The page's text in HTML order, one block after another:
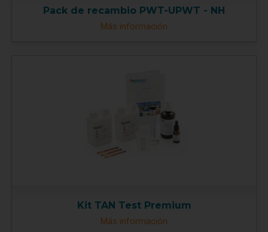
Pack de recambio PWT-UPWT - NH
Más información
Kit TAN Test Premium
Más información